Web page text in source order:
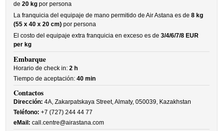
de20 kg por persona
La franquicia del equipaje de mano permitido de Air Astana es de8 kg
(55 x 40 x 20 cm) por persona
El costo del equipaje extra franquicia en exceso es de3/4/6/7/8 EUR
per kg
Embarque
Horario de check in:2 h
Tiempo de aceptación:40 min
Contactos
Dirección: 4A, Zakarpatskaya Street, Almaty, 050039, Kazakhstan
Teléfono: +7 (727) 244 44 77
eMail: call.centre@airastana.com